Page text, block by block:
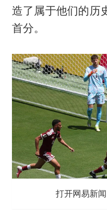
造了属于他们的历
首分。
打开网易新